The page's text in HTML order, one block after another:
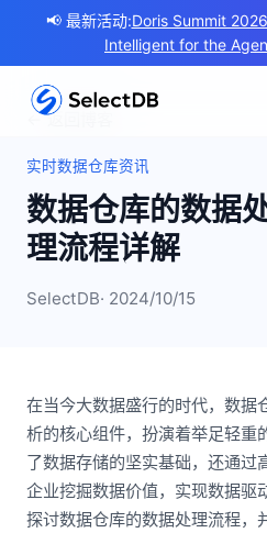
📢 最新活动:Doris Summit
Intelligent for the
← 返回博客
实时数据仓库资讯
数据仓库的数据
理流程详解
SelectDB· 2024/10/15
在当今大数据盛行的时代，数据
析的核心组件，扮演着举足轻重
了数据存储的坚实基础，还通过
企业挖掘数据价值，实现数据驱
探讨数据仓库的数据处理流程，